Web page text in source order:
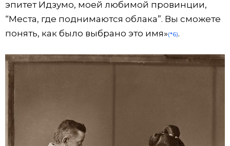
эпитет Идзумо, моей любимой провинции,
“Места, где поднимаются облака”. Вы сможете
понять, как было выбрано это имя»(*6).